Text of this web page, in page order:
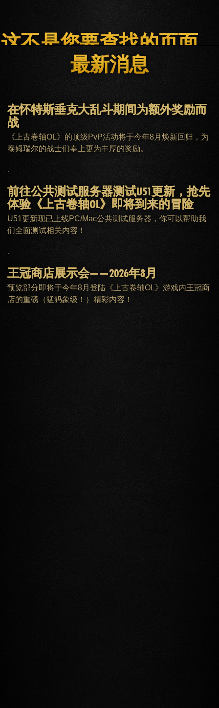
这不是您要查找的页面。
主页 ESO PLUS会员 客服
最新消息
在怀特斯垂克大乱斗期间为额外奖励而
战
《上古卷轴OL》的顶级PvP活动将于今年8月焕新回归，为
泰姆瑞尔的战士们奉上更为丰厚的奖励。
前往公共测试服务器测试U51更新，抢先
体验《上古卷轴OL》即将到来的冒险
U51更新现已上线PC/Mac公共测试服务器，你可以帮助我
们全面测试相关内容！
王冠商店展示会——2026年8月
预览部分即将于今年8月登陆《上古卷轴OL》游戏内王冠商
店的重磅（猛犸象级！）精彩内容！